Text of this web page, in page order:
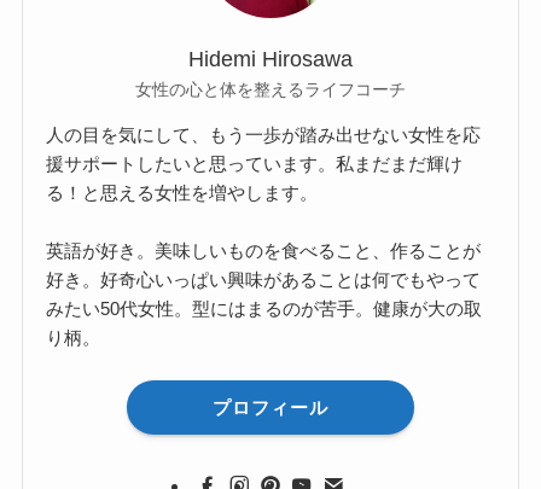
Hidemi Hirosawa
女性の心と体を整えるライフコーチ
人の目を気にして、もう一歩が踏み出せない女性を応
援サポートしたいと思っています。私まだまだ輝け
る！と思える女性を増やします。
英語が好き。美味しいものを食べること、作ることが
好き。好奇心いっぱい興味があることは何でもやって
みたい50代女性。型にはまるのが苦手。健康が大の取
り柄。
プロフィール